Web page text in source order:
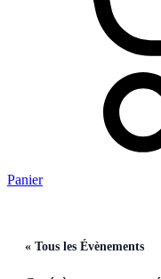
Panier
« Tous les Évènements